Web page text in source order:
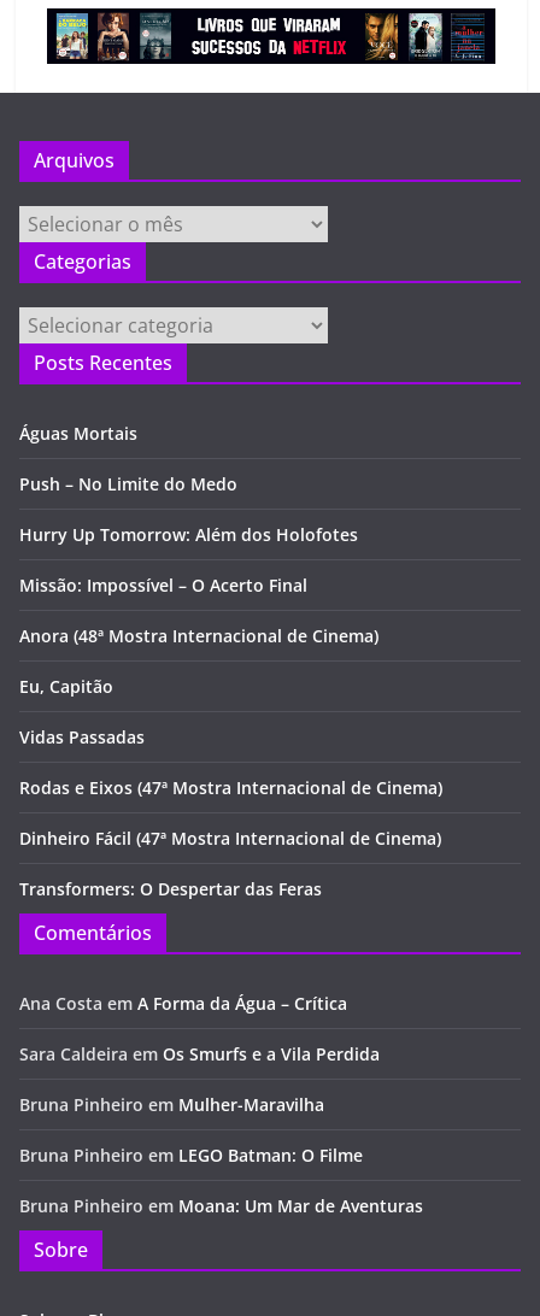
Arquivos
Arquivos
Categorias
Categorias
Posts Recentes
Águas Mortais
Push – No Limite do Medo
Hurry Up Tomorrow: Além dos Holofotes
Missão: Impossível – O Acerto Final
Anora (48ª Mostra Internacional de Cinema)
Eu, Capitão
Vidas Passadas
Rodas e Eixos (47ª Mostra Internacional de Cinema)
Dinheiro Fácil (47ª Mostra Internacional de Cinema)
Transformers: O Despertar das Feras
Comentários
Ana Costa em A Forma da Água – Crítica
Sara Caldeira em Os Smurfs e a Vila Perdida
Bruna Pinheiro em Mulher-Maravilha
Bruna Pinheiro em LEGO Batman: O Filme
Bruna Pinheiro em Moana: Um Mar de Aventuras
Sobre